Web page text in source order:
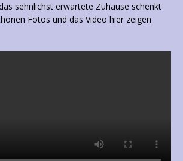
sehnlichst erwartete Zuhause schenkt
Fotos und das Video hier zeigen